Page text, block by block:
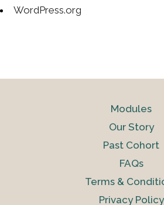
WordPress.org
Modules
Our Story
Past Cohort
FAQs
Terms &
Privacy Policy